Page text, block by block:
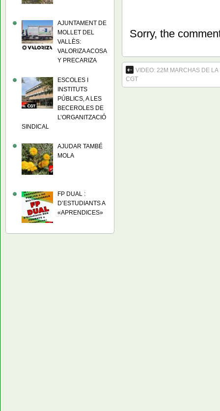
Sorry, the
VIDEO: 22M MARCHAS DE LA
CGT
AJUNTAMENT DE
MOLLET DEL
VALLÈS:
VALORIZA ACOSA
Y PRECARIZA
ESCOLES I
INSTITUTS
PÚBLICS, A LES
BECEROLES DE
L’ORGANITZACIÓ
SINDICAL
AJUDAR TAMBÉ
MOLA
FP DUAL :
D’ESTUDIANTS A
«APRENDICES»